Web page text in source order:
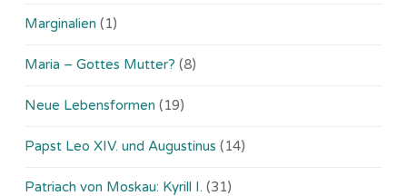
Marginalien (1)
Maria – Gottes Mutter? (8)
Neue Lebensformen (19)
Papst Leo XIV. und Augustinus (14)
Patriach von Moskau: Kyrill I. (31)